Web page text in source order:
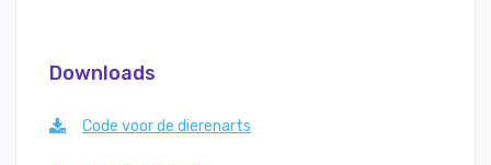
Downloads
Code voor de dierenarts